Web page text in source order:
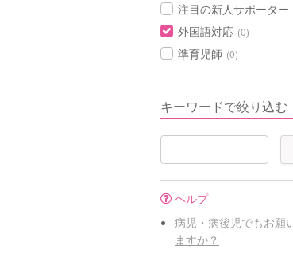
注目の新人サポーター
外国語対応 (0)
準育児師 (0)
キーワードで絞り込む
ヘルプ
病児・病後児でもお願
ますか？